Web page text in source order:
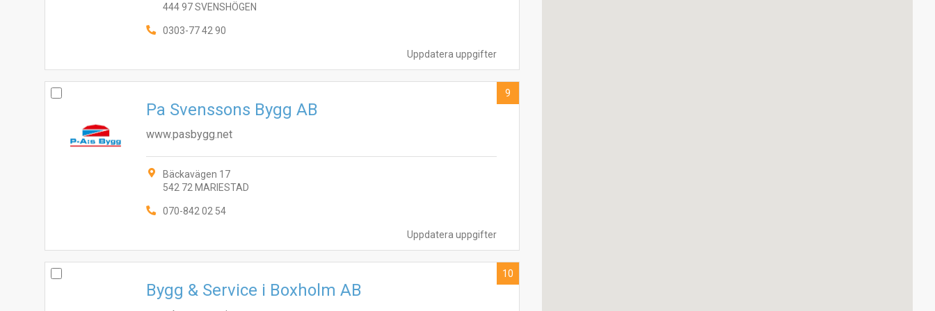
Uppdatera uppgifter
444 97 SVENSHÖGEN
0303-77 42 90
Uppdatera uppgifter
Pa Svenssons Bygg AB
www.pasbygg.net
Bäckavägen 17
542 72 MARIESTAD
070-842 02 54
9
Bygg & Service i Boxholm AB
10